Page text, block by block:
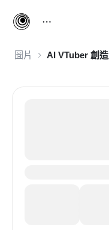
圖片 AI VTuber 創